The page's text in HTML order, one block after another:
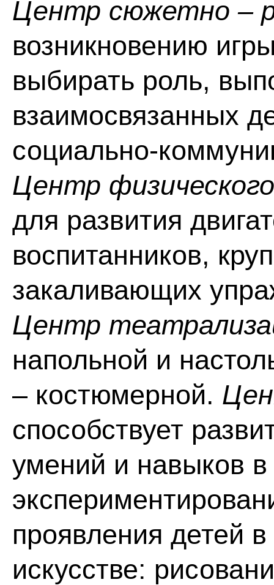
Центр сюжетно –
возникновению
выбирать роль,
взаимосвязанных
социально-
Центр
для развития
воспитанников,
закаливающих
Центр
напольной и
– костюмерной.
способствует
умений и навыков
проявления детей
искусстве: